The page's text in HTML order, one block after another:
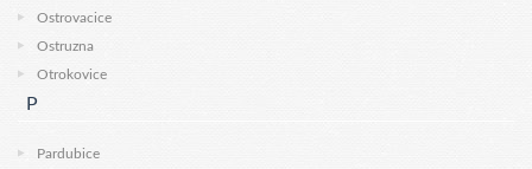
Ostrovacice
Ostruzna
Otrokovice
P
Pardubice